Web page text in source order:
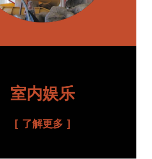
室内娱乐
了解更多